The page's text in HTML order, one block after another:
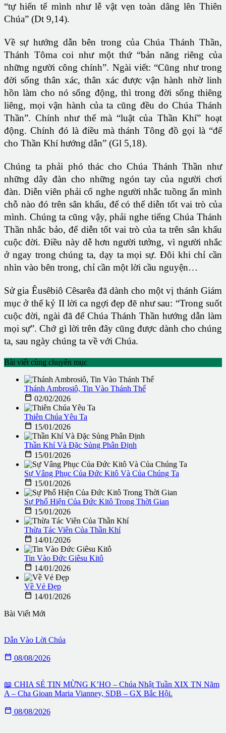
“tự hiến tế mình như lễ vật vẹn toàn dâng lên Thiên
Chúa” (Dt 9,14).
Về sự hướng dẫn bên trong của Chúa Thánh Thần,
Thánh Tôma coi như một thứ “bản năng riêng của
những người công chính”. Ngài viết: “Cũng như trong
đời sống thân xác, thân xác được vận hành nhờ linh
hồn làm cho nó sống động, thì trong đời sống thiêng
liêng, mọi vận hành của ta cũng đều do Chúa Thánh
Thần”. Chính như thế mà “luật của Thần Khí” hoạt
động. Chính đó là điều mà thánh Tông đồ gọi là “để
cho Thần Khí hướng dẫn” (Gl 5,18).
Chúng ta phải phó thác cho Chúa Thánh Thần như
những dây đàn cho những ngón tay của người chơi
đàn. Diễn viên phải cố nghe người nhắc tuồng ẩn mình
chỗ nào đó trên sân khấu, để có thể diễn tốt vai trò của
mình. Chúng ta cũng vậy, phải nghe tiếng Chúa Thánh
Thần nhắc bảo, để diễn tốt vai trò của ta trên sân khấu
cuộc đời. Điều này dễ hơn người tưởng, vì người nhắc
ở ngay trong chúng ta, dạy ta mọi sự. Đôi khi chỉ cần
nhìn vào bên trong, chỉ cần một lời cầu nguyện…
Sử gia Êusêbiô Cêsarêa đã dành cho một vị thánh Giám
mục ở thế kỷ II lời ca ngợi đẹp đẽ như sau: “Trong suốt
cuộc đời, ngài đã để Chúa Thánh Thần hướng dẫn làm
mọi sự”. Chớ gì lời trên đây cũng được dành cho chúng
ta, sau ngày chúng ta về với Chúa.
Bài viết cùng chuyên mục
Thánh Ambrosiô, Tin Vào Thánh Thể
 02/02/2026
Thiên Chúa Yêu Ta
 15/01/2026
Thần Khí Và Đặc Sủng Phân Định
 15/01/2026
Sự Vâng Phục Của Đức Kitô Và Của Chúng Ta
 15/01/2026
Sự Phổ Hiện Của Đức Kitô Trong Thời Gian
 15/01/2026
Thừa Tác Viên Của Thần Khí
 14/01/2026
Tin Vào Đức Giêsu Kitô
 14/01/2026
Về Vẻ Đẹp
 14/01/2026
Bài Viết Mới
Dẫn Vào Lời Chúa
 08/08/2026
📖 CHIA SẺ TIN MỪNG K’HO – Chúa Nhật Tuần XIX TN Năm
A – Cha Gioan Maria Vianney, SDB – GX Bắc Hội.
 08/08/2026